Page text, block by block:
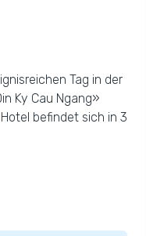
Tag in der
Ky Cau Ngang»
befindet sich in 3